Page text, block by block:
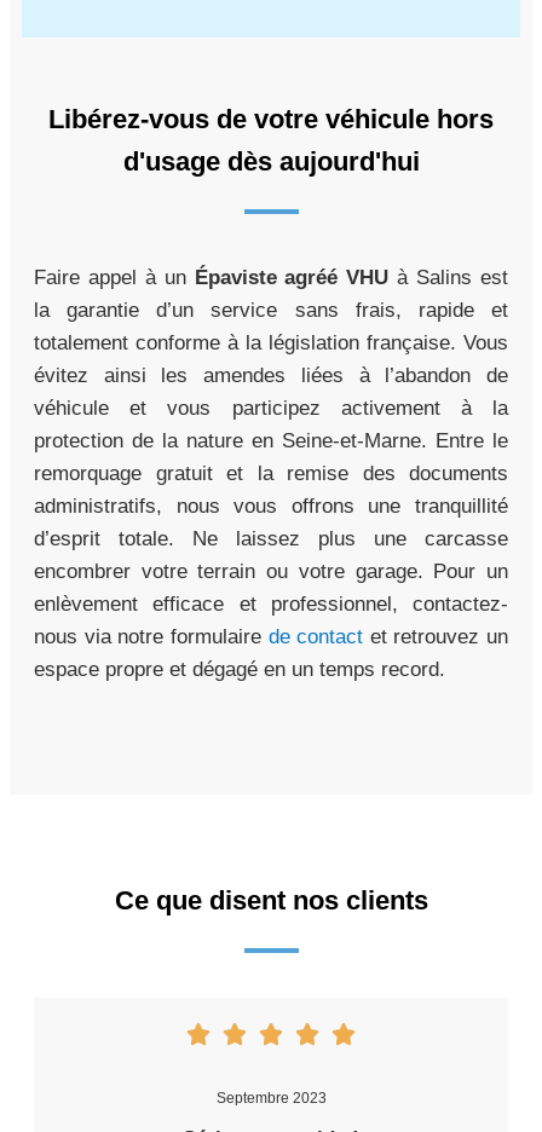
Libérez-vous de votre véhicule hors
d'usage dès aujourd'hui
Faire appel à un Épaviste agréé VHU à Salins est
la garantie d’un service sans frais, rapide et
totalement conforme à la législation française. Vous
évitez ainsi les amendes liées à l’abandon de
véhicule et vous participez activement à la
protection de la nature en Seine-et-Marne. Entre le
remorquage gratuit et la remise des documents
administratifs, nous vous offrons une tranquillité
d’esprit totale. Ne laissez plus une carcasse
encombrer votre terrain ou votre garage. Pour un
enlèvement efficace et professionnel, contactez-
nous via notre formulaire de contact et retrouvez un
espace propre et dégagé en un temps record.
Ce que disent nos clients
Septembre 2023